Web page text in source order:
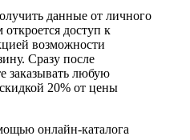
данные от личного
доступ к
возможности
Сразу после
заказывать любую
20% от цены
онлайн-каталога